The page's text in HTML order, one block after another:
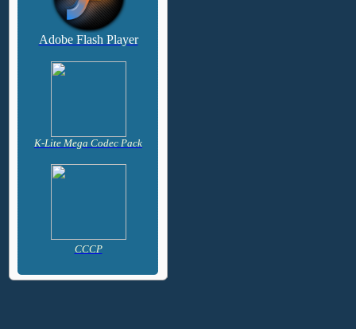
Adobe Flash Player
K-Lite Mega Codec Pack
CCCP